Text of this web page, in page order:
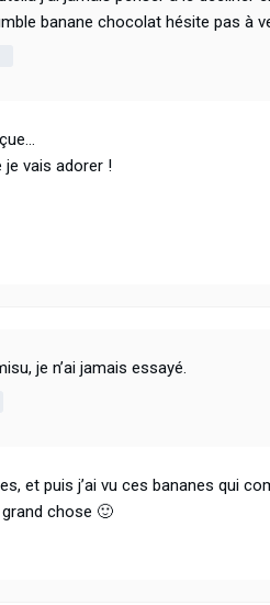
banane chocolat hésite pas à
je vais adorer !
je n’ai jamais essayé.
et puis j’ai vu ces bananes qui
chose 🙂